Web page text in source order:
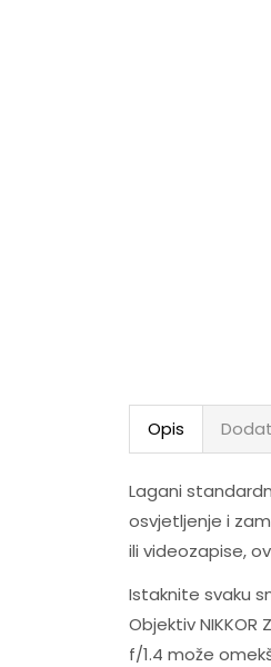
Opis
Lagani
osvjetljenje i
ili videozapise,
Istaknite svaku
Objektiv
f/1.4 može